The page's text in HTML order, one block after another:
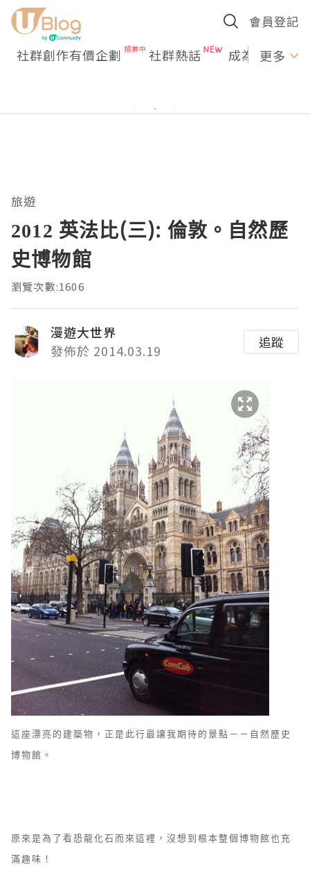
會員登記
社群創作有價企劃 社群熱話 成為U更多
旅遊
2012 英法比(三): 倫敦。自然歷
史博物館
瀏覽次數:1606
漫遊大世界
發佈於 2014.03.19
追蹤
這座漂亮的建築物，正是此行最讓我期待的景點－－自然歷史
博物館。
原來是為了看恐龍化石而來這裡，沒想到根本整個博物館也充
滿趣味！